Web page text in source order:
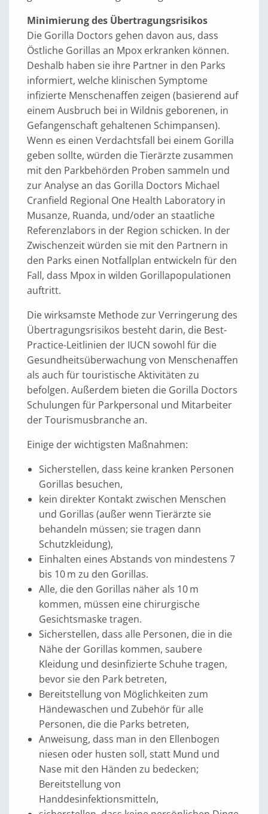
Minimierung des Übertragungsrisikos
Die Gorilla Doctors gehen davon aus, dass
Östliche Gorillas an Mpox erkranken können.
Deshalb haben sie ihre Partner in den Parks
informiert, welche klinischen Symptome
infizierte Menschenaffen zeigen (basierend auf
einem Ausbruch bei in Wildnis geborenen, in
Gefangenschaft gehaltenen Schimpansen).
Wenn es einen Verdachtsfall bei einem Gorilla
geben sollte, würden die Tierärzte zusammen
mit den Parkbehörden Proben sammeln und
zur Analyse an das Gorilla Doctors Michael
Cranfield Regional One Health Laboratory in
Musanze, Ruanda, und/oder an staatliche
Referenzlabors in der Region schicken. In der
Zwischenzeit würden sie mit den Partnern in
den Parks einen Notfallplan entwickeln für den
Fall, dass Mpox in wilden Gorillapopulationen
auftritt.
Die wirksamste Methode zur Verringerung des
Übertragungsrisikos besteht darin, die Best-
Practice-Leitlinien der IUCN sowohl für die
Gesundheitsüberwachung von Menschenaffen
als auch für touristische Aktivitäten zu
befolgen. Außerdem bieten die Gorilla Doctors
Schulungen für Parkpersonal und Mitarbeiter
der Tourismusbranche an.
Einige der wichtigsten Maßnahmen:
Sicherstellen, dass keine kranken Personen
Gorillas besuchen,
kein direkter Kontakt zwischen Menschen
und Gorillas (außer wenn Tierärzte sie
behandeln müssen; sie tragen dann
Schutzkleidung),
Einhalten eines Abstands von mindestens 7
bis 10 m zu den Gorillas.
Alle, die den Gorillas näher als 10 m
kommen, müssen eine chirurgische
Gesichtsmaske tragen.
Sicherstellen, dass alle Personen, die in die
Nähe der Gorillas kommen, saubere
Kleidung und desinfizierte Schuhe tragen,
bevor sie den Park betreten,
Bereitstellung von Möglichkeiten zum
Händewaschen und Zubehör für alle
Personen, die die Parks betreten,
Anweisung, dass man in den Ellenbogen
niesen oder husten soll, statt Mund und
Nase mit den Händen zu bedecken;
Bereitstellung von
Handdesinfektionsmitteln,